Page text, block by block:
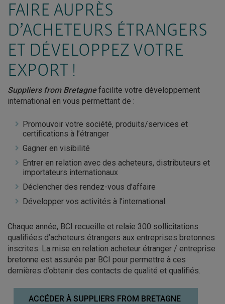
FAIRE AUPRÈS
D’ACHETEURS ÉTRANGERS
ET DÉVELOPPEZ VOTRE
EXPORT !
Suppliers from Bretagne facilite votre développement
international en vous permettant de :
Promouvoir votre société, produits/services et
certifications à l’étranger
Gagner en visibilité
Entrer en relation avec des acheteurs, distributeurs et
importateurs internationaux
Déclencher des rendez-vous d’affaire
Développer vos activités à l’international.
Chaque année, BCI recueille et relaie 300 sollicitations
qualifiées d’acheteurs étrangers aux entreprises bretonnes
inscrites. La mise en relation acheteur étranger / entreprise
bretonne est assurée par BCI pour permettre à ces
dernières d’obtenir des contacts de qualité et qualifiés.
ACCÉDER À SUPPLIERS FROM BRETAGNE